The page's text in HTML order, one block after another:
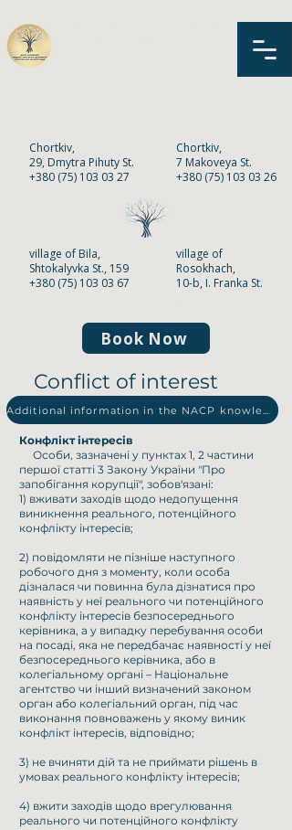
Chortkiv,
29, Dmytra Pihuty St.
+380 (75) 103 03 27
Chortkiv,
7 Makoveya St.
+380 (75) 103 03 26
village of Bila,
Shtokalyvka St., 159
+380 (75) 103 03 67
village of
Rosokhach,
10-b, I. Franka St.
Book Now
Conflict of interest
Конфлікт інтересів
Особи, зазначені у пунктах 1, 2 частини
першої статті 3 Закону України "Про
запобігання корупції", зобов'язані:
1) вживати заходів щодо недопущення
виникнення реального, потенційного
конфлікту інтересів;
2) повідомляти не пізніше наступного
робочого дня з моменту, коли особа
дізналася чи повинна була дізнатися про
наявність у неї реального чи потенційного
конфлікту інтересів безпосереднього
керівника, а у випадку перебування особи
на посаді, яка не передбачає наявності у неї
безпосереднього керівника, або в
колегіальному органі – Національне
агентство чи інший визначений законом
орган або колегіальний орган, під час
виконання повноважень у якому виник
конфлікт інтересів, відповідно;
3) не вчиняти дій та не приймати рішень в
умовах реального конфлікту інтересів;
4) вжити заходів щодо врегулювання
реального чи потенційного конфлікту